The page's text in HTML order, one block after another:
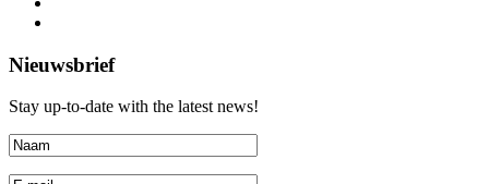
Nieuwsbrief
Stay up-to-date with the latest news!